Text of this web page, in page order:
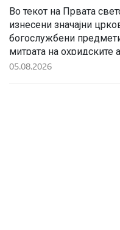
Во текот на Првата
изнесени значајни
богослужбени
митрата на охридските
жезол. По
05.08.2026